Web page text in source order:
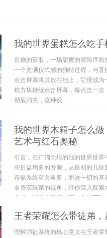
我的世界蛋糕怎么吃
蛋糕的获取，一场甜蜜的冒险序
一个充满仪式感的独特过程，与
点击屏幕将其放在地上，它便成
糕方块持续点击屏幕，每点击一
彻底消失，这种设...
我的世界木箱子怎么
艺术与红石奥秘
引言，在广阔无垠的我的世界世
些日益增多的资源，从最初的几
存储系统至关重要，而这一切的
名资深玩家的视角，带你深入探
合成。制作木箱子的第一步是获取
王者荣耀怎么带徒弟
理解师徒系统的核心意义在王者